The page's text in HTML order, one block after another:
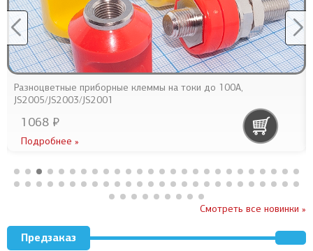
Разноцветные приборные клеммы на токи до 100А,
JS2005/JS2003/JS2001
1068 ₽
Подробнее »
Смотреть все новинки »
Предзаказ